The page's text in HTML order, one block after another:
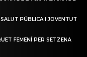
PÚBLICA I JOVENTUT
FEMENÍ PER SETZENA